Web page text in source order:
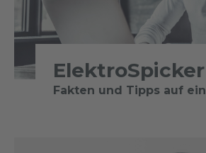
ElektroSpicker
Fakten und Tipps auf